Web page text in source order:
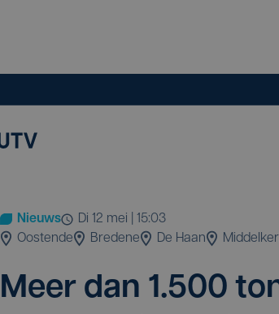
Nieuws
di 12 mei | 15:03
Oostende
Bredene De Haan
Meer dan 1.500